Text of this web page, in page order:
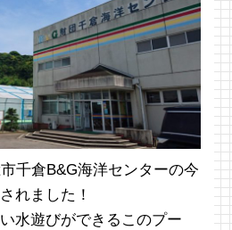
千倉B&G海洋センターの今
れました！
水遊びができるこのプー